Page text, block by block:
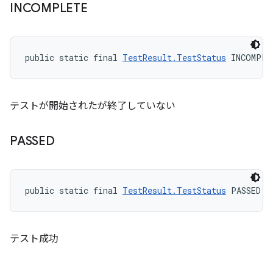
INCOMPLETE
public static final TestResult.TestStatus
テストが開始されたが終了していない
PASSED
public static final TestResult.TestStatus PASSED
テスト成功